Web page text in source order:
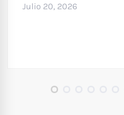
Julio 20, 2026